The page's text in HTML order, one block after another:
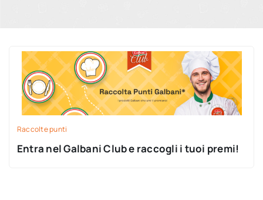
Raccolte punti
Entra nel Galbani Club e raccogli i tuoi premi!